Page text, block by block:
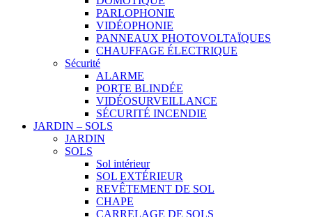
PARLOPHONIE
VIDÉOPHONIE
PANNEAUX PHOTOVOLTAÏQUES
CHAUFFAGE ÉLECTRIQUE
Sécurité
ALARME
PORTE BLINDÉE
VIDÉOSURVEILLANCE
SÉCURITÉ INCENDIE
JARDIN – SOLS
JARDIN
SOLS
Sol intérieur
SOL EXTÉRIEUR
REVÊTEMENT DE SOL
CHAPE
CARRELAGE DE SOLS